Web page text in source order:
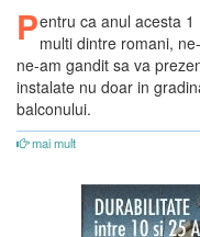
Pentru ca anul acesta
multi dintre romani,
ne-am gandit sa va
instalate nu doar in
balconului.
mai mult